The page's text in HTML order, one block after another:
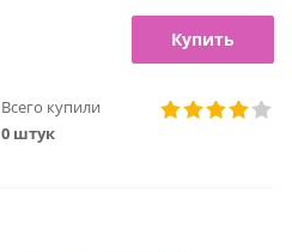
Купить
Всего купили
0 штук